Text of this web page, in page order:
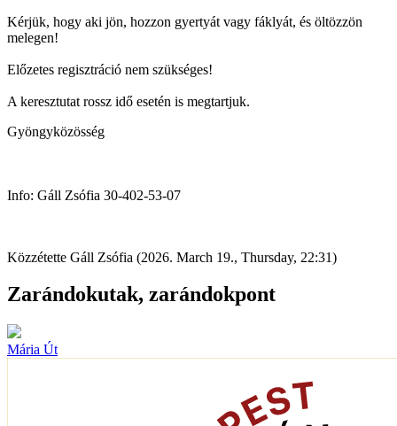
Kérjük, hogy aki jön, hozzon gyertyát vagy fáklyát, és öltözzön
melegen!
Előzetes regisztráció nem szükséges!
A keresztutat rossz idő esetén is megtartjuk.
Gyöngyközösség
Info: Gáll Zsófia 30-402-53-07
Közzétette Gáll Zsófia (2026. March 19., Thursday, 22:31)
Zarándokutak, zarándokpont
Mária Út